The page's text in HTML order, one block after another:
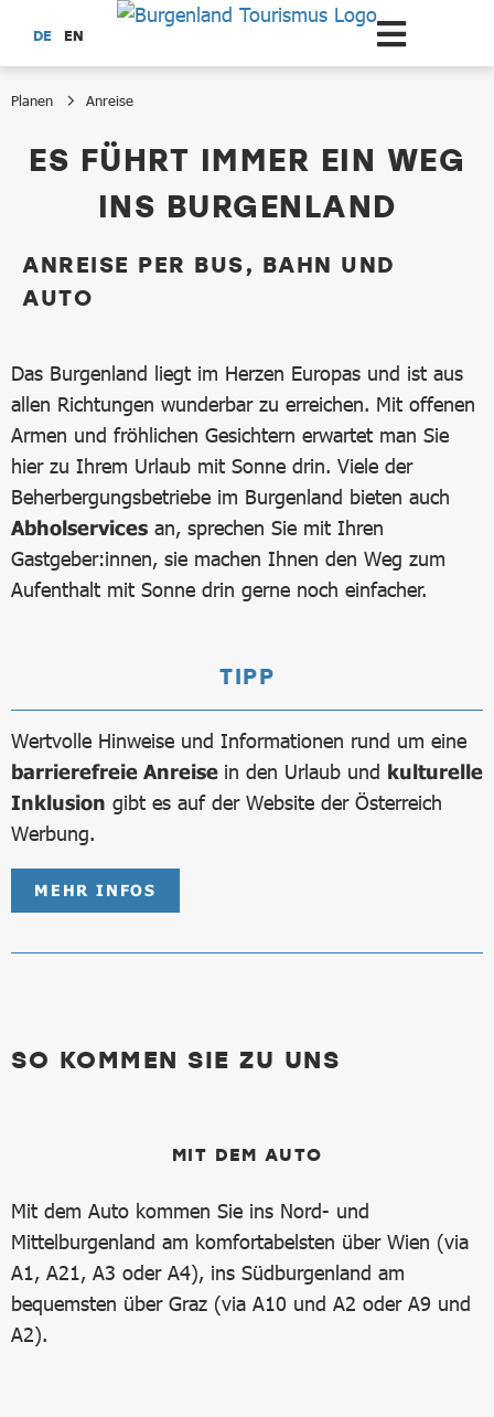
Zum Hauptinhalt springen
DE EN
Planen Anreise
AnreiseES FÜHRT IMMER EIN WEG
INS BURGENLAND
ANREISE PER BUS, BAHN UND
AUTO
Das Burgenland liegt im Herzen Europas und ist aus
allen Richtungen wunderbar zu erreichen. Mit offenen
Armen und fröhlichen Gesichtern erwartet man Sie
hier zu Ihrem Urlaub mit Sonne drin. Viele der
Beherbergungsbetriebe im Burgenland bieten auch
Abholservices an, sprechen Sie mit Ihren
Gastgeber:innen, sie machen Ihnen den Weg zum
Aufenthalt mit Sonne drin gerne noch einfacher.
TIPP
Wertvolle Hinweise und Informationen rund um eine
barrierefreie Anreise in den Urlaub und kulturelle
Inklusion gibt es auf der Website der Österreich
Werbung.
MEHR INFOS
SO KOMMEN SIE ZU UNS
MIT DEM AUTO
Mit dem Auto kommen Sie ins Nord- und
Mittelburgenland am komfortabelsten über Wien (via
A1, A21, A3 oder A4), ins Südburgenland am
bequemsten über Graz (via A10 und A2 oder A9 und
A2).